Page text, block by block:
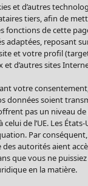
et d’autres
tiers, afin de
fonctions de cette
adaptées, reposant
et votre profil
et d’autres sites
votre
données soient
pas un niveau
de l’UE. Les
Par
autorités aient
que vous ne
en la matière.